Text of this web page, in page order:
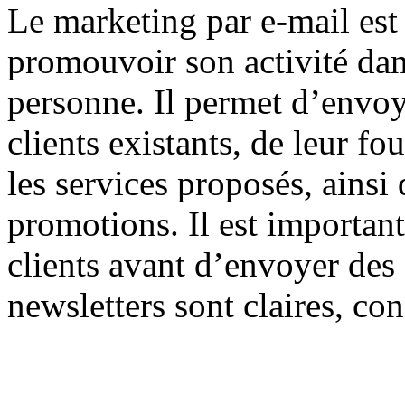
Le marketing par e-mail
promouvoir son activité
personne. Il permet
clients existants, de leur
les services proposés, ainsi
promotions. Il est
clients avant d’envoyer
newsletters sont claires,